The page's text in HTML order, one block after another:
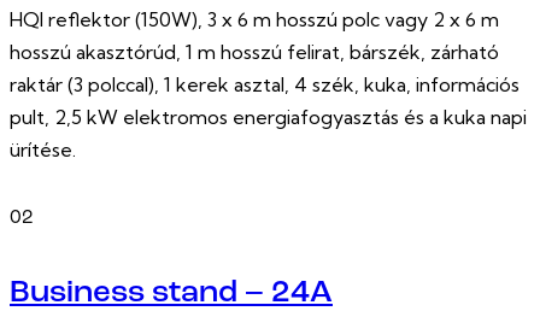
HQI reflektor (150W), 3 x 6 m hosszú polc vagy 2 x 6 m
hosszú akasztórúd, 1 m hosszú felirat, bárszék, zárható
raktár (3 polccal), 1 kerek asztal, 4 szék, kuka, információs
pult, 2,5 kW elektromos energiafogyasztás és a kuka napi
ürítése.
02
Business stand – 24A